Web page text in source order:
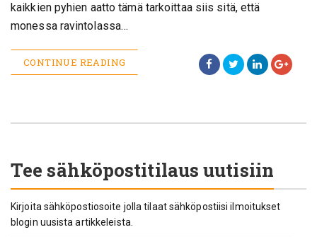
kaikkien pyhien aatto tämä tarkoittaa siis sitä, että
monessa ravintolassa…
CONTINUE READING
Tee sähköpostitilaus uutisiin
Kirjoita sähköpostiosoite jolla tilaat sähköpostiisi ilmoitukset
blogin uusista artikkeleista.